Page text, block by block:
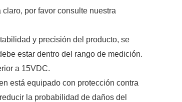
por favor consulte nuestra
y precisión del producto, se
estar dentro del rango de medición.
a 15VDC.
está equipado con protección contra
la probabilidad de daños del